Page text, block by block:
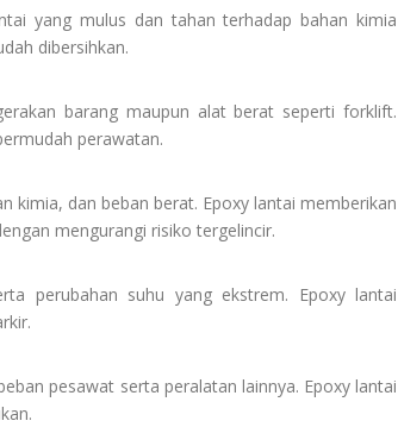
yang mulus dan tahan terhadap bahan kimia
dibersihkan.
barang maupun alat berat seperti forklift.
perawatan.
kimia, dan beban berat. Epoxy lantai memberikan
mengurangi risiko tergelincir.
perubahan suhu yang ekstrem. Epoxy lantai
pesawat serta peralatan lainnya. Epoxy lantai